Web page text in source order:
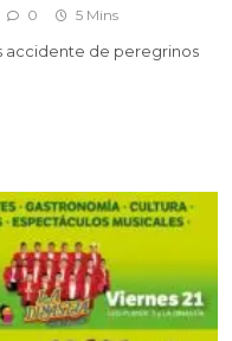
0 5 Mins
accidente de peregrinos